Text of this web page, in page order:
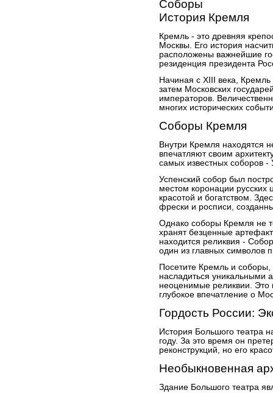
Соборы
История Кремля
Кремль - это древняя
Москвы. Его история
расположены важнейшие
резиденция президента
Начиная с XIII века,
затем Московских
императоров.
многих исторических
Соборы Кремля
Внутри Кремля находятся
впечатляют своим
самых известных соборов -
Успенский собор был
местом коронации русских
красотой и богатством.
фрески и росписи,
Однако соборы Кремля не
хранят безценные
находится реликвия -
один из главных символов
Посетите Кремль и соборы,
насладиться уникальными
неоценимые реликвии. Это
глубокое впечатление о
Гордость России:
История Большого театра
году. За это время он
реконструкций, но его
Необыкновенная
Здание Большого театра